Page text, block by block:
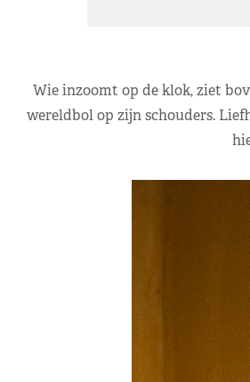
Wie inzoomt op de klok, ziet
wereldbol op zijn schouders.